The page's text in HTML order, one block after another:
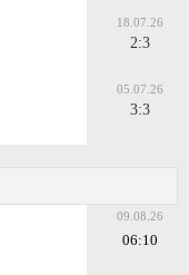
18.07.26
2:3
05.07.26
3:3
09.08.26
06:10